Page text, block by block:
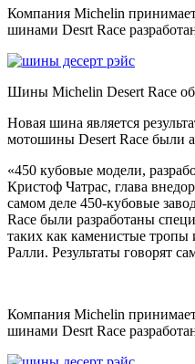
Компания Michelin
шинами Desrt Race
Шины Michelin Desert Race
Новая шина является
мотошины Desert Race были
«450 кубовые модели,
Кристоф Чатрас, глава
самом деле 450-кубовые
Race были разработаны
таких как каменистые
Ралли. Результаты говорят
Компания Michelin
шинами Desrt Race